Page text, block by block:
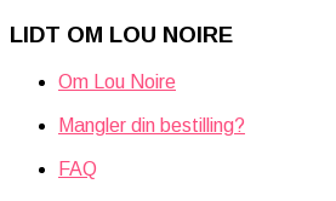
LIDT OM LOU NOIRE
Om Lou Noire
Mangler din bestilling?
FAQ